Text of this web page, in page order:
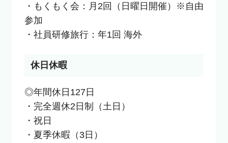
・もくもく会：月2回（日曜日開催）※自由
参加
・社員研修旅行：年1回 海外
休日休暇
◎年間休日127日
・完全週休2日制（土日）
・祝日
・夏季休暇（3日）